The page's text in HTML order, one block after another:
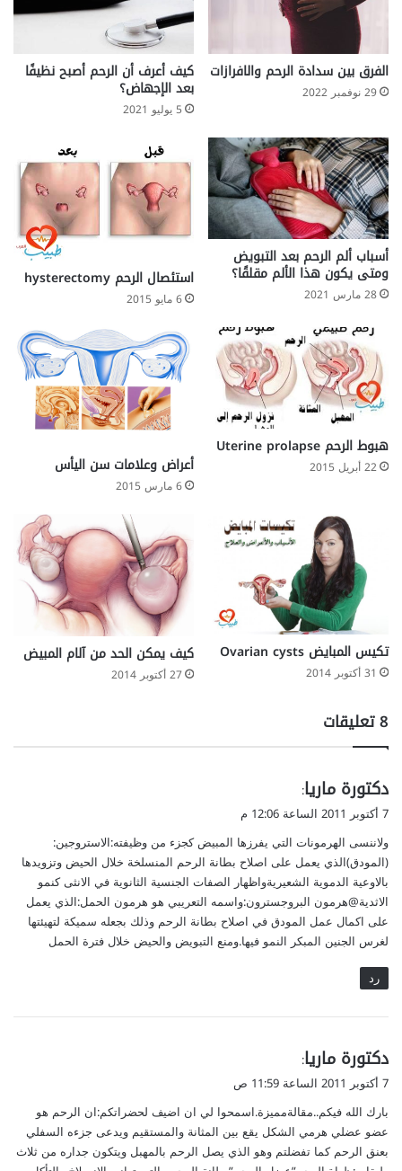
الفرق بين سدادة الرحم والافرازات
29 نوفمبر 2022
كيف أعرف أن الرحم أصبح نظيفًا
بعد الإجهاض؟
5 يوليو 2021
أسباب ألم الرحم بعد التبويض
ومتى يكون هذا الألم مقلقًا؟
28 مارس 2021
استئصال الرحم hysterectomy
6 مايو 2015
هبوط الرحم Uterine prolapse
22 أبريل 2015 أعراض وعلامات سن اليأس
6 مارس 2015
تكيس المبايض Ovarian cysts
31 أكتوبر 2014
كيف يمكن الحد من آلام المبيض
27 أكتوبر 2014
‫8 تعليقات
ي
ق
ل
دكتورة ماريا:
7 أكتوبر 2011 الساعة 12:06 م
ولاننسى الهرمونات التي يفرزها المبيض كجزء من وظيفته:الاستروجين:
(المودق)الذي يعمل على اصلاح بطانة الرحم المنسلخة خلال الحيض وتزويدها
بالاوعية الدموية الشعيريةواظهار الصفات الجنسية الثانوية في الانثى كنمو
الاثدية@هرمون البروجسترون:واسمه التعريبي هو هرمون الحمل:الذي يعمل
على اكمال عمل المودق في اصلاح بطانة الرحم وذلك بجعله سميكة لتهيئتها
لغرس الجنين المبكر النمو فيها.ومنع التبويض والحيض خلال فترة الحمل
رد
ي
ق
ل
دكتورة ماريا:
7 أكتوبر 2011 الساعة 11:59 ص
بارك الله فيكم..مقالةمميزة.اسمحوا لي ان اضيف لحضراتكم:ان الرحم هو
عضو عضلي هرمي الشكل يقع بين المثانة والمستقيم ويدعى جزءه السفلي
بعنق الرحم كما تفضلتم وهو الذي يصل الرحم بالمهبل ويتكون جداره من ثلاث